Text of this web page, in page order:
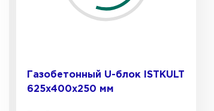
Газобетонный U-блок ISTKULT
625х400х250 мм